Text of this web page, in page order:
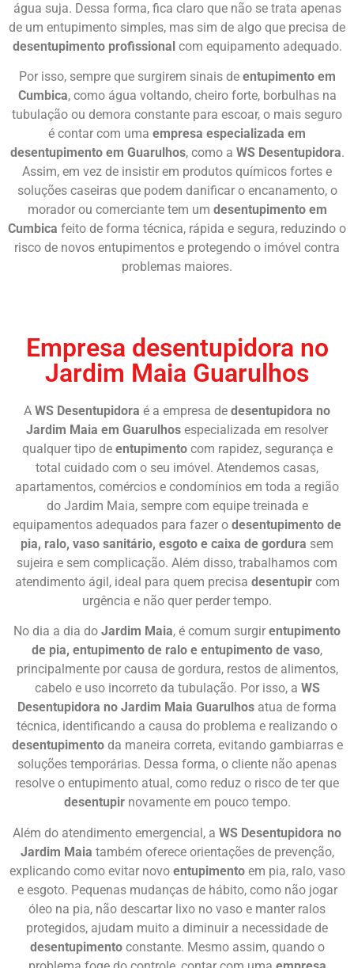
água suja. Dessa forma, fica claro que não se trata apenas
de um entupimento simples, mas sim de algo que precisa de
desentupimento profissionalcom equipamento adequado.
Por isso, sempre que surgirem sinais de entupimento em
Cumbica, como água voltando, cheiro forte, borbulhas na
tubulação ou demora constante para escoar, o mais seguro
é contar com uma empresa especializada em
desentupimento em Guarulhos, como a WS Desentupidora.
Assim, em vez de insistir em produtos químicos fortes e
soluções caseiras que podem danificar o encanamento, o
morador ou comerciante tem um desentupimento em
Cumbica feito de forma técnica, rápida e segura, reduzindo o
risco de novos entupimentos e protegendo o imóvel contra
problemas maiores.
Empresa desentupidora no
Jardim Maia Guarulhos
A WS Desentupidora é a empresa de desentupidora no
Jardim Maia em Guarulhos especializada em resolver
qualquer tipo de entupimentocom rapidez, segurança e
total cuidado com o seu imóvel. Atendemos casas,
apartamentos, comércios e condomínios em toda a região
do Jardim Maia, sempre com equipe treinada e
equipamentos adequados para fazer o desentupimento de
pia, ralo, vaso sanitário, esgoto e caixa de gordura sem
sujeira e sem complicação. Além disso, trabalhamos com
atendimento ágil, ideal para quem precisa desentupircom
urgência e não quer perder tempo.
No dia a dia do Jardim Maia, é comum surgir entupimento
de pia, entupimento de ralo e entupimento de vaso,
principalmente por causa de gordura, restos de alimentos,
cabelo e uso incorreto da tubulação. Por isso, a WS
Desentupidora no Jardim Maia Guarulhos atua de forma
técnica, identificando a causa do problema e realizando o
desentupimentoda maneira correta, evitando gambiarras e
soluções temporárias. Dessa forma, o cliente não apenas
resolve o entupimento atual, como reduz o risco de ter que
desentupirnovamente em pouco tempo.
Além do atendimento emergencial, a WS Desentupidora no
Jardim Maia também oferece orientações de prevenção,
explicando como evitar novo entupimentoem pia, ralo, vaso
e esgoto. Pequenas mudanças de hábito, como não jogar
óleo na pia, não descartar lixo no vaso e manter ralos
protegidos, ajudam muito a diminuir a necessidade de
desentupimentoconstante. Mesmo assim, quando o